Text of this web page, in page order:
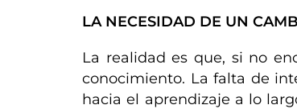
LA NECESIDAD DE UN
La realidad es que, si no
conocimiento. La falta de
hacia el aprendizaje a lo